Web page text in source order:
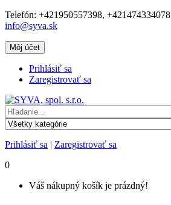
Telefón: +421950557398, +421474334078
info@syva.sk
Môj účet
Prihlásiť sa
Zaregistrovať sa
Prihlásiť sa | Zaregistrovať sa
0
Váš nákupný košík je prázdný!